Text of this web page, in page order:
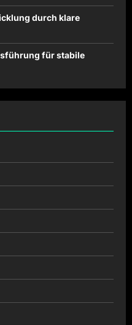
durch klare
für stabile